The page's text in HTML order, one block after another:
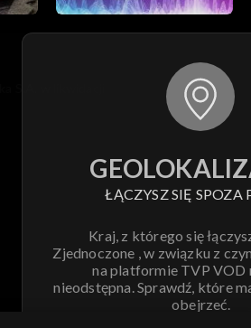
ŁĄCZYSZ SIĘ SPOZA
Kraj, z którego się
Zjednoczone , w związku z
na platformie TVP VOD
nieodstępna. Sprawdź, które
obejrzeć.